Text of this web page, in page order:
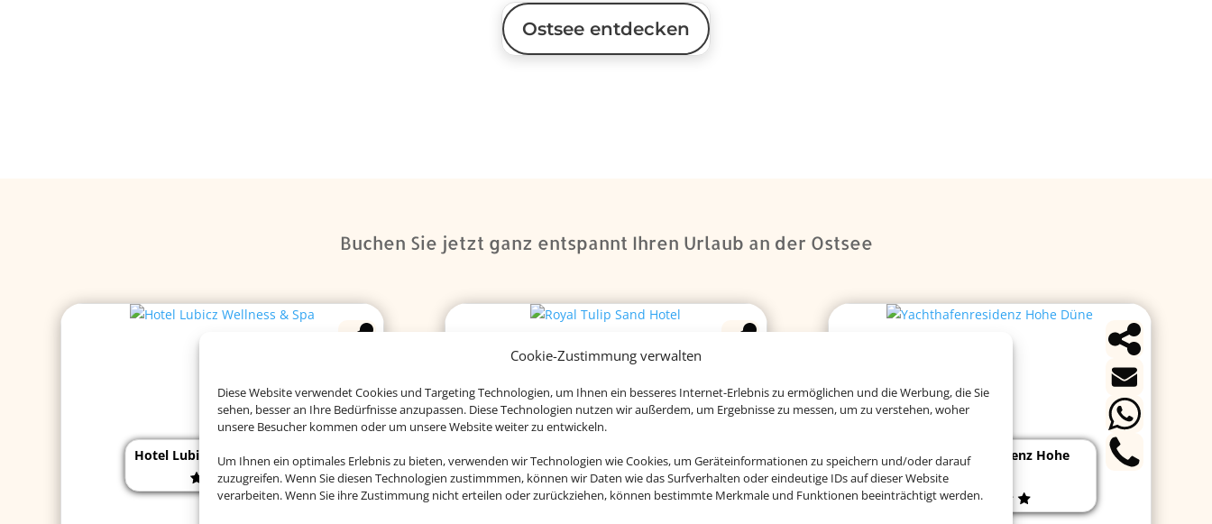
Cookie-Zustimmung verwalten
Diese Website verwendet Cookies und Targeting Technologien, um Ihnen ein besseres Internet-Erlebnis zu ermöglichen und die Werbung, die Sie
sehen, besser an Ihre Bedürfnisse anzupassen. Diese Technologien nutzen wir außerdem, um Ergebnisse zu messen, um zu verstehen, woher
unsere Besucher kommen oder um unsere Website weiter zu entwickeln.
Um Ihnen ein optimales Erlebnis zu bieten, verwenden wir Technologien wie Cookies, um Geräteinformationen zu speichern und/oder darauf
zuzugreifen. Wenn Sie diesen Technologien zustimmmen, können wir Daten wie das Surfverhalten oder eindeutige IDs auf dieser Website
verarbeiten. Wenn Sie ihre Zustimmung nicht erteilen oder zurückziehen, können bestimmte Merkmale und Funktionen beeinträchtigt werden.
Ostsee entdecken
Buchen Sie jetzt ganz entspannt Ihren Urlaub an der Ostsee
Hotel Lubicz Wellness & Spa Royal Tulip Sand Hotel
Yachthafenresidenz Hohe